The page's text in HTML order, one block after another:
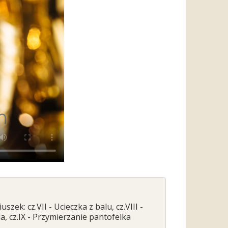
cz.VII - Ucieczka z balu, cz.VIII -
cz.IX - Przymierzanie pantofelka